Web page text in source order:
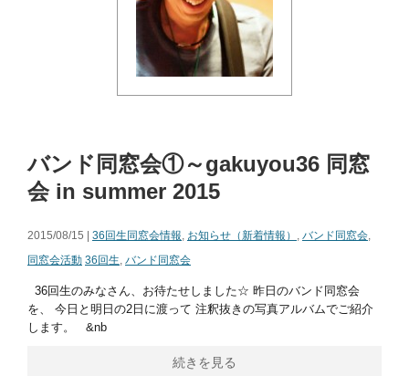
バンド同窓会①～gakuyou36 同窓
会 in summer 2015
2015/08/15 | 36回生同窓会情報, お知らせ（新着情報） , バンド同窓会,
同窓会活動 36回生, バンド同窓会
36回生のみなさん、お待たせしました☆ 昨日のバンド同窓会
を、 今日と明日の2日に渡って 注釈抜きの写真アルバムでご紹介
します。 &nb
続きを見る